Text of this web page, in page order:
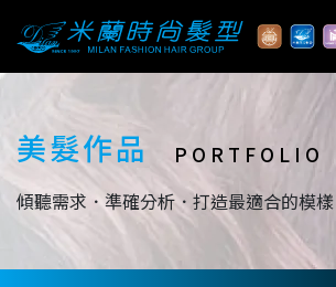
美髮作品 PORTFOLIO
傾聽需求．準確分析．打造最適合的模樣